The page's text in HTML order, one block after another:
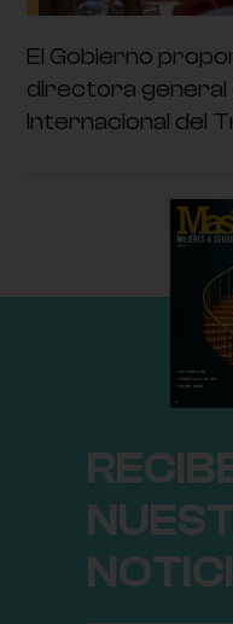
El Gobierno
directora general
Internacional del